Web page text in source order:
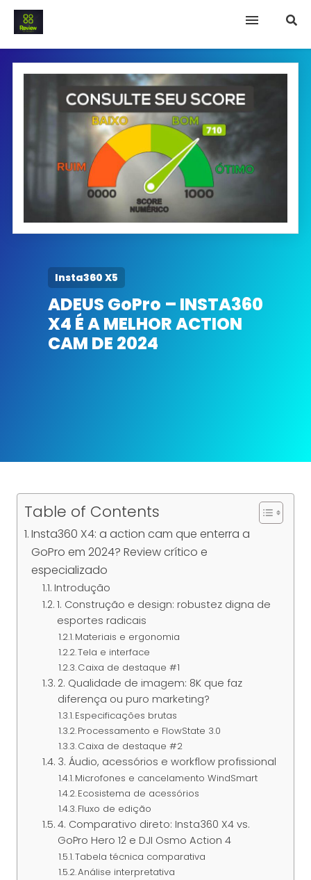
INICIO
Termo e Condições
Política Privacidade
SOBRE NÓS
Insta360 X5
ADEUS GoPro – INSTA360
X4 É A MELHOR ACTION
CAM DE 2024
Table of Contents
Insta360 X4: a action cam que enterra a
GoPro em 2024? Review crítico e
especializado
Introdução
1. Construção e design: robustez digna de
esportes radicais
Materiais e ergonomia
Tela e interface
Caixa de destaque #1
2. Qualidade de imagem: 8K que faz
diferença ou puro marketing?
Especificações brutas
Processamento e FlowState 3.0
Caixa de destaque #2
3. Áudio, acessórios e workflow profissional
Microfones e cancelamento WindSmart
Ecosistema de acessórios
Fluxo de edição
4. Comparativo direto: Insta360 X4 vs.
GoPro Hero 12 e DJI Osmo Action 4
Tabela técnica comparativa
Análise interpretativa